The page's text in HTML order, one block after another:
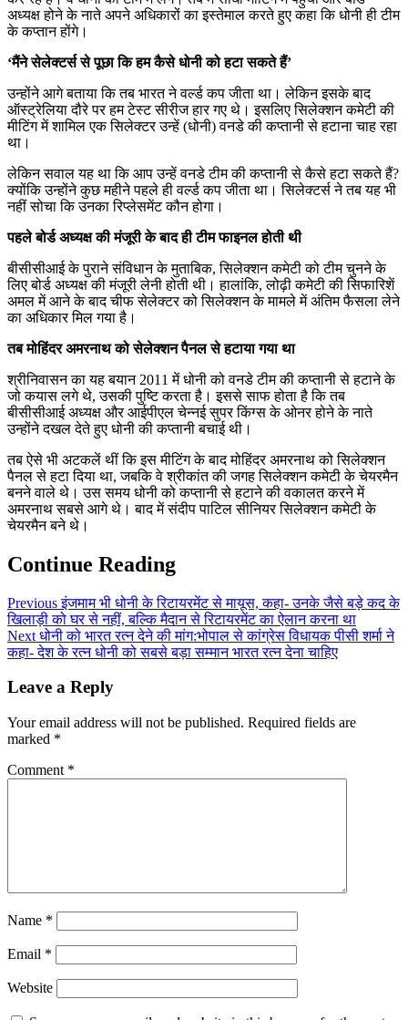
अध्यक्ष होने के नाते अपने अधिकारों का इस्तेमाल करते हुए कहा कि धोनी ही टीम
के कप्तान होंगे।
‘मैंने सेलेक्टर्स से पूछा कि हम कैसे धोनी को हटा सकते हैं’
उन्होंने आगे बताया कि तब भारत ने वर्ल्ड कप जीता था। लेकिन इसके बाद
ऑस्ट्रेलिया दौरे पर हम टेस्ट सीरीज हार गए थे। इसलिए सिलेक्शन कमेटी की
मीटिंग में शामिल एक सिलेक्टर उन्हें (धोनी) वनडे की कप्तानी से हटाना चाह रहा
था।
लेकिन सवाल यह था कि आप उन्हें वनडे टीम की कप्तानी से कैसे हटा सकते हैं?
क्योंकि उन्होंने कुछ महीने पहले ही वर्ल्ड कप जीता था। सिलेक्टर्स ने तब यह भी
नहीं सोचा कि उनका रिप्लेसमेंट कौन होगा।
पहले बोर्ड अध्यक्ष की मंजूरी के बाद ही टीम फाइनल होती थी
बीसीसीआई के पुराने संविधान के मुताबिक, सिलेक्शन कमेटी को टीम चुनने के
लिए बोर्ड अध्यक्ष की मंजूरी लेनी होती थी। हालांकि, लोढ़ी कमेटी की सिफारिशें
अमल में आने के बाद चीफ सेलेक्टर को सिलेक्शन के मामले में अंतिम फैसला लेने
का अधिकार मिल गया है।
तब मोहिंदर अमरनाथ को सेलेक्शन पैनल से हटाया गया था
श्रीनिवासन का यह बयान 2011 में धोनी को वनडे टीम की कप्तानी से हटाने के
जो कयास लगे थे, उसकी पुष्टि करता है। इससे साफ होता है कि तब
बीसीसीआई अध्यक्ष और आईपीएल चेन्नई सुपर किंग्स के ओनर होने के नाते
उन्होंने दखल देते हुए धोनी की कप्तानी बचाई थी।
तब ऐसे भी अटकलें थीं कि इस मीटिंग के बाद मोहिंदर अमरनाथ को सिलेक्शन
पैनल से हटा दिया था, जबकि वे श्रीकांत की जगह सिलेक्शन कमेटी के चेयरमैन
बनने वाले थे। उस समय धोनी को कप्तानी से हटाने की वकालत करने में
अमरनाथ सबसे आगे थे। बाद में संदीप पाटिल सीनियर सिलेक्शन कमेटी के
चेयरमैन बने थे।
Continue Reading
Previousइंजमाम भी धोनी के रिटायरमेंट से मायूस, कहा- उनके जैसे बड़े कद के
खिलाड़ी को घर से नहीं, बल्कि मैदान से रिटायरमेंट का ऐलान करना था
Next धोनी को भारत रत्न देने की मांग:भोपाल से कांग्रेस विधायक पीसी शर्मा ने
कहा- देश के रत्न धोनी को सबसे बड़ा सम्मान भारत रत्न देना चाहिए
Leave a Reply
Your email address will not be published. Required fields are
marked *
Comment *
Name *
Email *
Website